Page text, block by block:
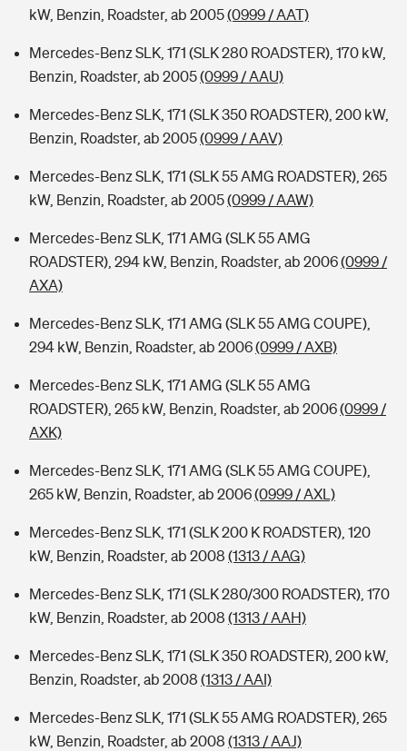
kW, Benzin, Roadster, ab 2005(0999 / AAT)
Mercedes-Benz SLK, 171 (SLK 280 ROADSTER), 170 kW,
Benzin, Roadster, ab 2005(0999 / AAU)
Mercedes-Benz SLK, 171 (SLK 350 ROADSTER), 200 kW,
Benzin, Roadster, ab 2005(0999 / AAV)
Mercedes-Benz SLK, 171 (SLK 55 AMG ROADSTER), 265
kW, Benzin, Roadster, ab 2005(0999 / AAW)
Mercedes-Benz SLK, 171 AMG (SLK 55 AMG
ROADSTER), 294 kW, Benzin, Roadster, ab 2006(0999 /
AXA)
Mercedes-Benz SLK, 171 AMG (SLK 55 AMG COUPE),
294 kW, Benzin, Roadster, ab 2006(0999 / AXB)
Mercedes-Benz SLK, 171 AMG (SLK 55 AMG
ROADSTER), 265 kW, Benzin, Roadster, ab 2006(0999 /
AXK)
Mercedes-Benz SLK, 171 AMG (SLK 55 AMG COUPE),
265 kW, Benzin, Roadster, ab 2006(0999 / AXL)
Mercedes-Benz SLK, 171 (SLK 200 K ROADSTER), 120
kW, Benzin, Roadster, ab 2008 (1313 / AAG)
Mercedes-Benz SLK, 171 (SLK 280/300 ROADSTER), 170
kW, Benzin, Roadster, ab 2008 (1313 / AAH)
Mercedes-Benz SLK, 171 (SLK 350 ROADSTER), 200 kW,
Benzin, Roadster, ab 2008 (1313 / AAI)
Mercedes-Benz SLK, 171 (SLK 55 AMG ROADSTER), 265
kW, Benzin, Roadster, ab 2008 (1313 / AAJ)